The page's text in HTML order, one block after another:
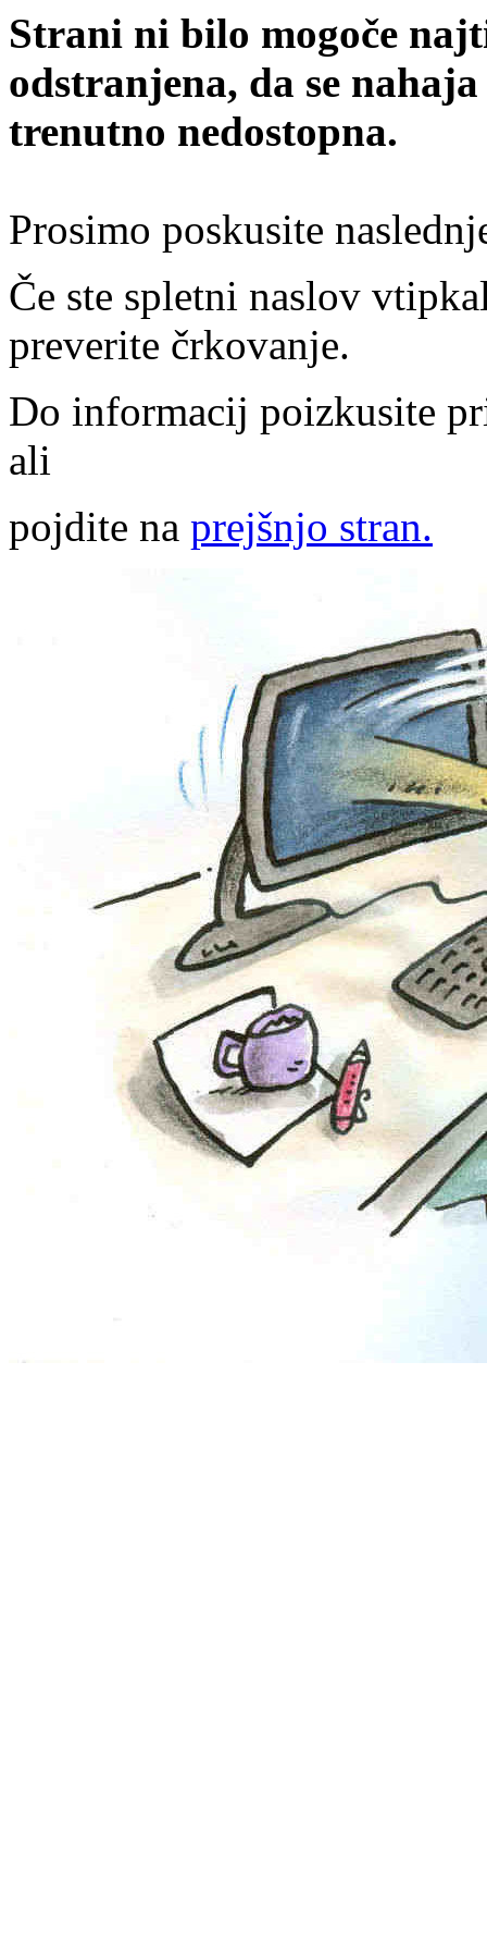
Strani ni bilo mogoče
odstranjena, da se
trenutno nedostopna.
Prosimo poskusite
Če ste spletni naslov
preverite črkovanje.
Do informacij poizkusite
ali
pojdite na prejšnjo stran.